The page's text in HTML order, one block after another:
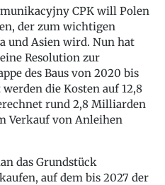
CPK will Polen
der zum wichtigen
und Asien wird. Nun hat
Resolution zur
des Baus von 2020 bis
die Kosten auf 12,8
rund 2,8 Milliarden
Verkauf von Anleihen
das Grundstück
auf dem bis 2027 der